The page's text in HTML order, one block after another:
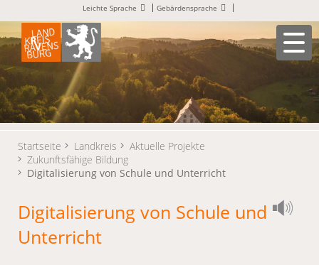
Leichte Sprache Gebärdensprache
Startseite Landkreis
Aktuelle Projekte
Zukunftsfähige Bildung
Digitalisierung von Schule und Unterricht
Digitalisierung von Schule und
Unterricht